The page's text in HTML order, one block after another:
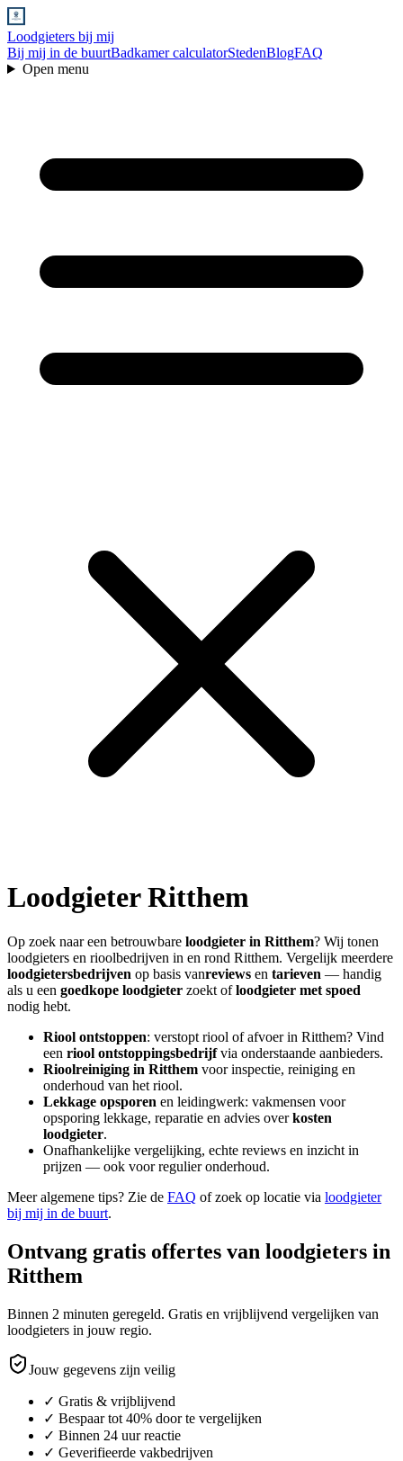
Loodgieters bij mij
Bij mij in de buurtBadkamer calculatorStedenBlogFAQ
Open menu
LoodgieterRitthem
Op zoek naar een betrouwbare loodgieter in Ritthem? Wij tonen
loodgieters en rioolbedrijven in en rond Ritthem. Vergelijk meerdere
loodgietersbedrijven op basis vanreviews en tarieven — handig
als u een goedkope loodgieter zoekt ofloodgieter met spoed
nodig hebt.
Riool ontstoppen: verstopt riool of afvoer in Ritthem? Vind
een riool ontstoppingsbedrijfvia onderstaande aanbieders.
Rioolreiniging in Ritthem voor inspectie, reiniging en
onderhoud van het riool.
Lekkage opsporen en leidingwerk: vakmensen voor
opsporing lekkage, reparatie en advies overkosten
loodgieter.
Onafhankelijke vergelijking, echte reviews en inzicht in
prijzen — ook voor regulier onderhoud.
Meer algemene tips? Zie de FAQ of zoek op locatie via loodgieter
bij mij in de buurt.
Ontvang gratis offertes van loodgieters in
Ritthem
Binnen 2 minuten geregeld. Gratis en vrijblijvend vergelijken van
loodgieters in jouw regio.
Jouw gegevens zijn veilig
✓ Gratis & vrijblijvend
✓ Bespaar tot 40% door te vergelijken
✓ Binnen 24 uur reactie
✓ Geverifieerde vakbedrijven